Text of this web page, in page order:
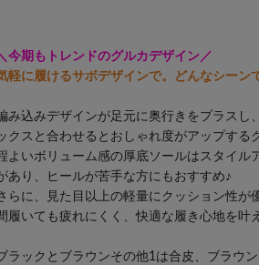
今期もトレンドのグルカデザイン／
軽に履けるサボデザインで。どんなシーン
み込みデザインが足元に奥行きをプラスし
クスと合わせるとおしゃれ度がアップする
よいボリューム感の厚底ソールはスタイル
あり、ヒールが苦手な方にもおすすめ♪
らに、見た目以上の軽量にクッション性が
履いても疲れにくく、快適な履き心地を叶
ラックとブラウンその他1は合皮、ブラウ